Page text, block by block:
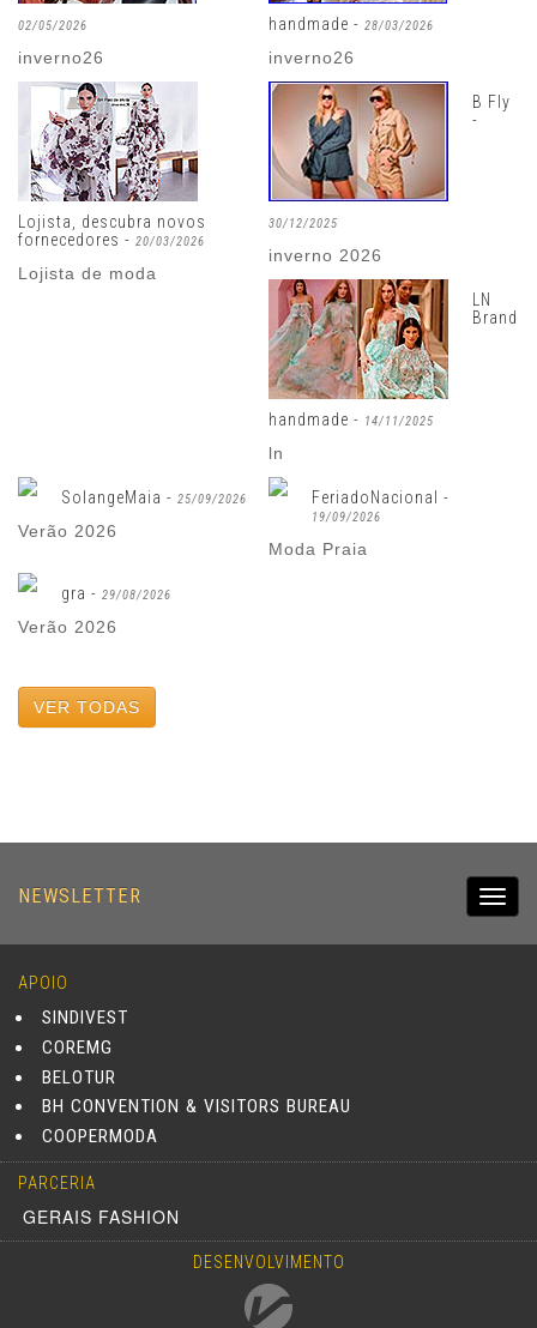
02/05/2026
inverno26
handmade - 28/03/2026
inverno26
Lojista, descubra novos
fornecedores - 20/03/2026
Lojista de moda
B Fly
-
30/12/2025
inverno 2026
LN
Brand
handmade - 14/11/2025
ln
SolangeMaia - 25/09/2026
Verão 2026
FeriadoNacional -
19/09/2026
Moda Praia
gra - 29/08/2026
Verão 2026
VER TODAS
NEWSLETTER
APOIO
SINDIVEST
COREMG
BELOTUR
BH CONVENTION & VISITORS BUREAU
COOPERMODA
PARCERIA
GERAIS FASHION
DESENVOLVIMENTO